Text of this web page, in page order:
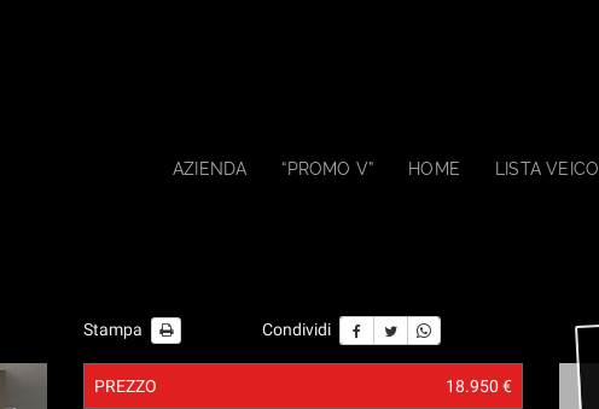
AZIENDA “PROMO V” HOME LISTA
Stampa Condividi
PREZZO 18.950 €